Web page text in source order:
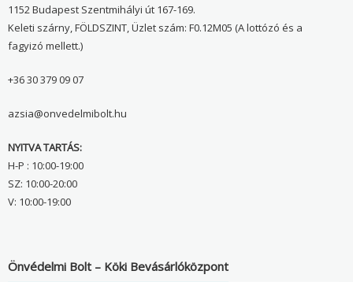
1152 Budapest Szentmihályi út 167-169.
Keleti szárny, FÖLDSZINT, Üzlet szám: F0.12M05 (A lottózó és a
fagyizó mellett.)
+36 30 379 09 07
azsia@onvedelmibolt.hu
NYITVA TARTÁS:
H-P : 10:00-19:00
SZ: 10:00-20:00
V: 10:00-19:00
Önvédelmi Bolt – Köki Bevásárlóközpont